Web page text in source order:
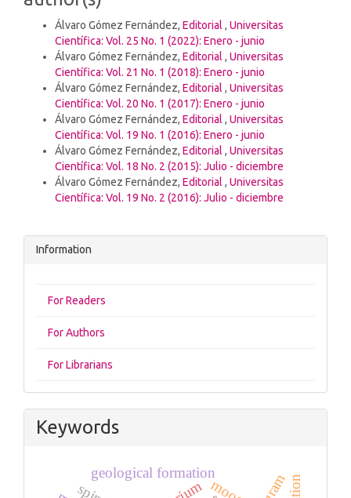
Álvaro Gómez Fernández, Editorial , Universitas
Científica: Vol. 25 No. 1 (2022): Enero - junio
Álvaro Gómez Fernández, Editorial , Universitas
Científica: Vol. 21 No. 1 (2018): Enero - junio
Álvaro Gómez Fernández, Editorial , Universitas
Científica: Vol. 20 No. 1 (2017): Enero - junio
Álvaro Gómez Fernández, Editorial , Universitas
Científica: Vol. 19 No. 1 (2016): Enero - junio
Álvaro Gómez Fernández, Editorial , Universitas
Científica: Vol. 18 No. 2 (2015): Julio - diciembre
Álvaro Gómez Fernández, Editorial , Universitas
Científica: Vol. 19 No. 2 (2016): Julio - diciembre
Information
For Readers
For Authors
For Librarians
Keywords
geological formation